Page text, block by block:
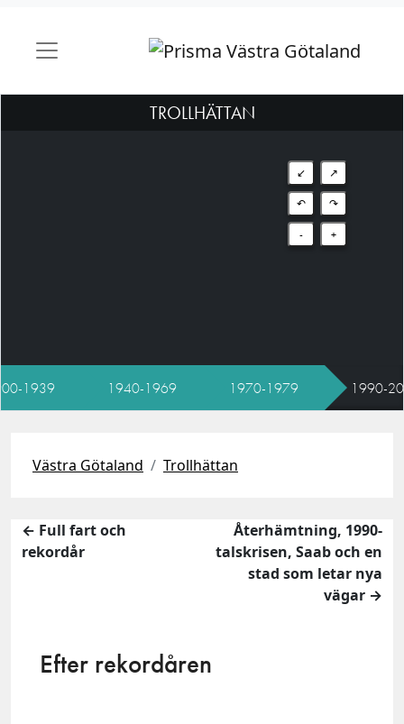
TROLLHÄTTAN
↙ ↗
↶ ↷
- +
1939 1940-1969 1970-1979 1990-
Västra Götaland Trollhättan
← Full fart och
rekordår
Återhämtning, 1990-
talskrisen, Saab och en
stad som letar nya
vägar →
Efter rekordåren